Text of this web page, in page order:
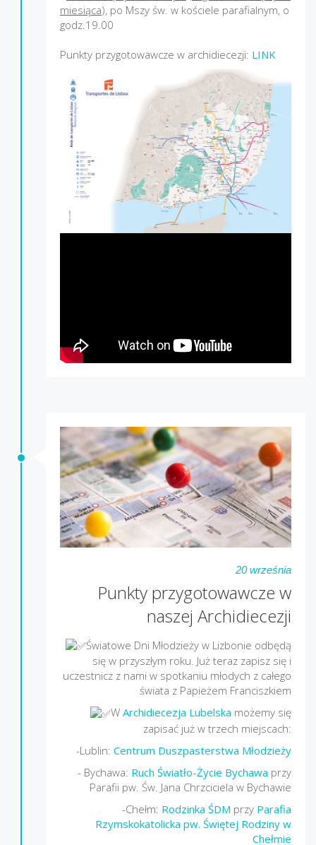
miesiąca), po Mszy św. w kościele parafialnym, o
godz.19.00
Punkty przygotowawcze w archidiecezji: LINK
20 września
Punkty przygotowawcze w
naszej Archidiecezji
Światowe Dni Młodzieży w Lizbonie odbędą
się w przyszłym roku. Już teraz zapisz się i
uczestnicz z nami w spotkaniu młodych z całego
świata z Papieżem Franciszkiem
W Archidiecezja Lubelska możemy się
zapisać już w trzech miejscach:
-Lublin: Centrum Duszpasterstwa Młodzieży
- Bychawa: Ruch Światło-Życie Bychawa przy
Parafii pw. Św. Jana Chrzciciela w Bychawie
-Chełm: Rodzinka ŚDM przy Parafia
Rzymskokatolicka pw. Świętej Rodziny w
Chełmie